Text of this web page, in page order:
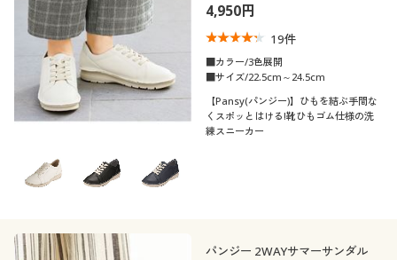
4,950円
19件
■カラー/3色展開
■サイズ/22.5cm～24.5cm
【Pansy(パンジー)】ひもを結ぶ手間な
くスポッとはける!靴ひもゴム仕様の洗
練スニーカー
パンジー 2WAYサマーサンダル